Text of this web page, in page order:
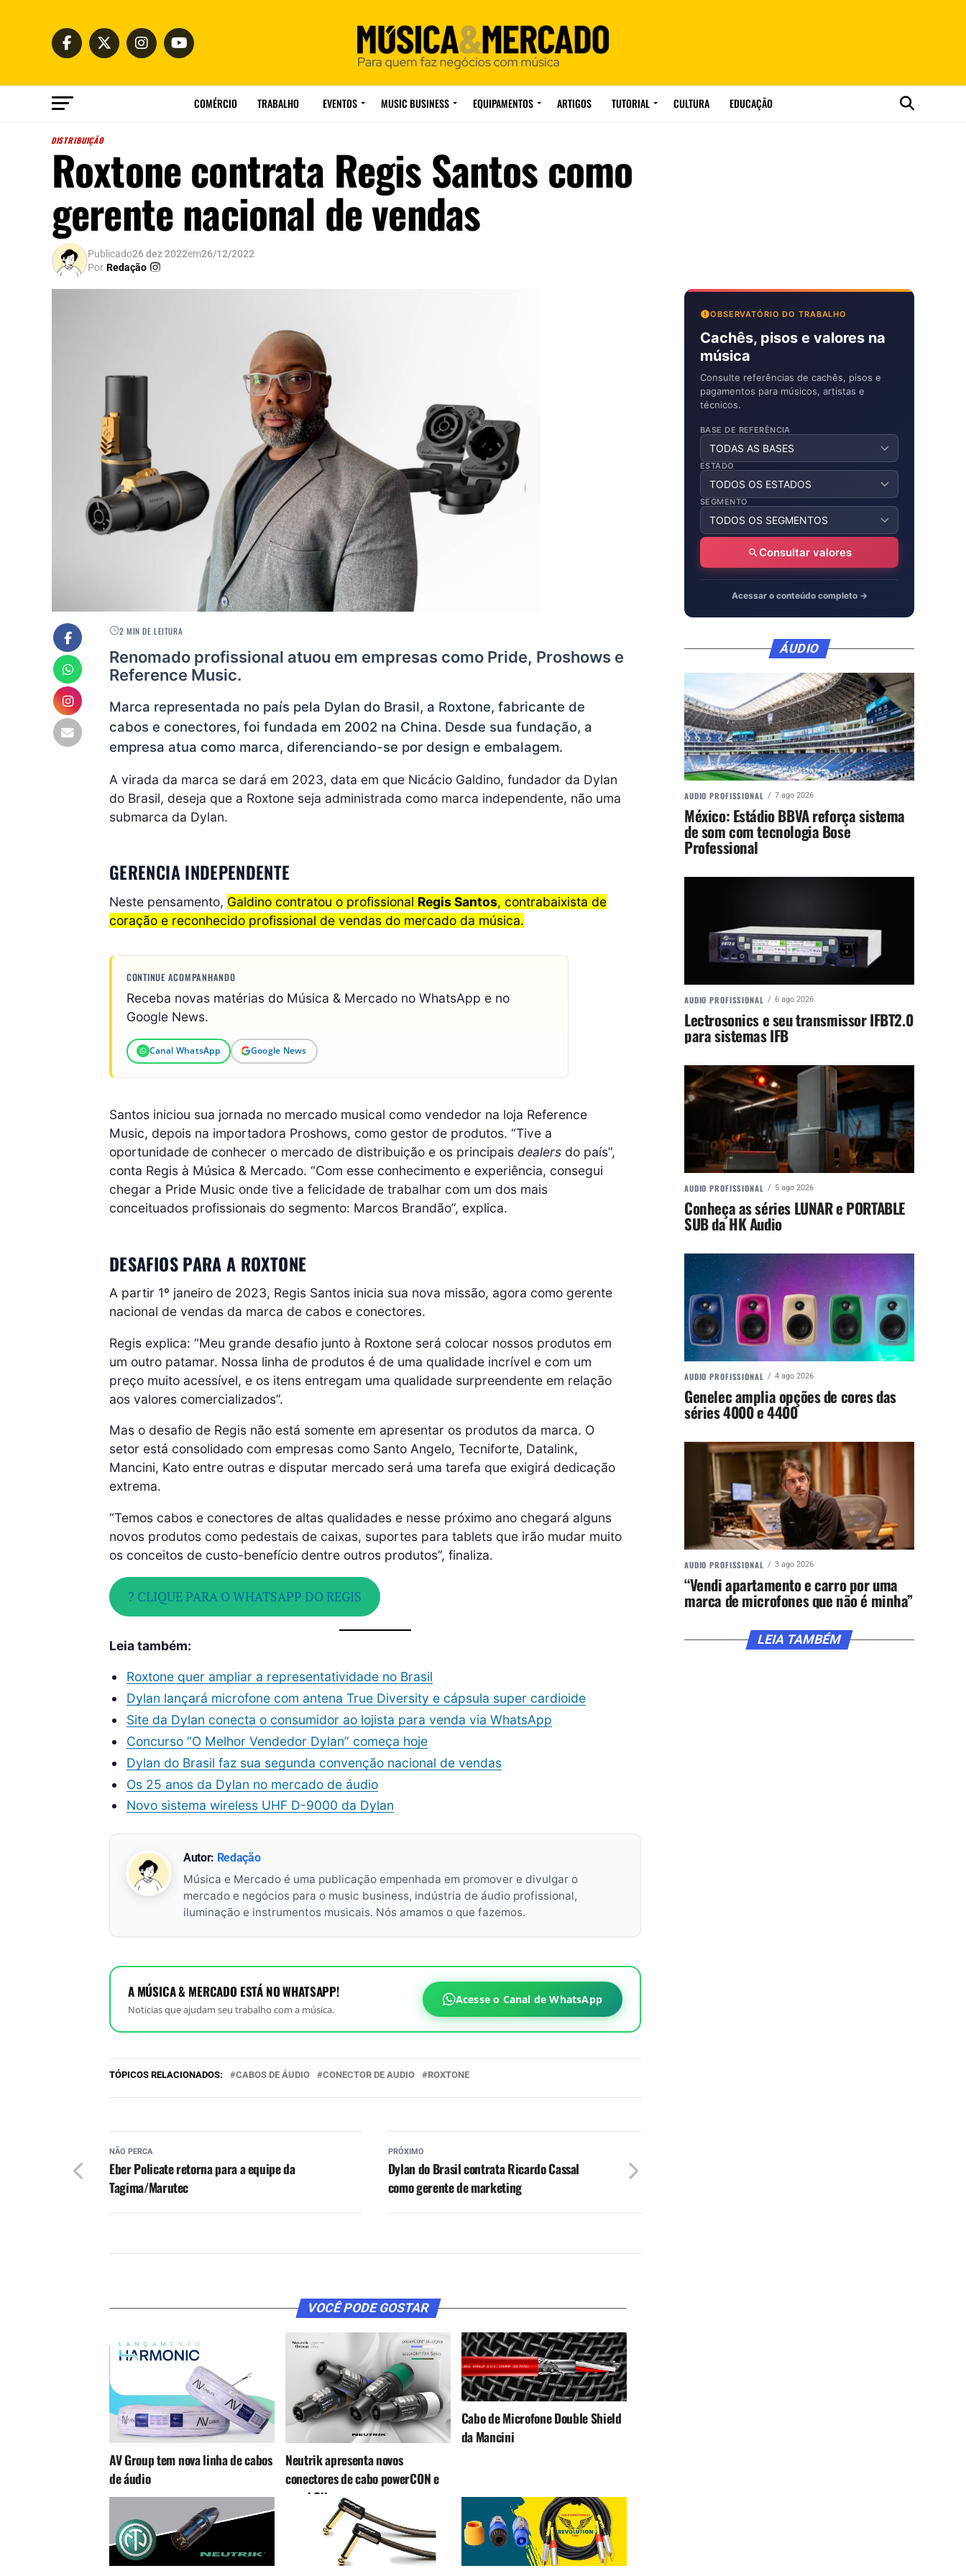
COMÉRCIO TRABALHO EVENTOS MUSIC BUSINESS EQUIPAMENTOS ARTIGOS TUTORIAL CULTURA EDUCAÇÃO
DISTRIBUIÇÃO
Roxtone contrata Regis Santos como
gerente nacional de vendas
Publicado26 dez 2022em26/12/2022
Por Redação
2 MIN DE LEITURA
Renomado profissional atuou em empresas como Pride, Proshows e
Reference Music.
Marca representada no país pela Dylan do Brasil, a Roxtone, fabricante de
cabos e conectores, foi fundada em 2002 na China. Desde sua fundação, a
empresa atua como marca, diferenciando-se por design e embalagem.
A virada da marca se dará em 2023, data em que Nicácio Galdino, fundador da Dylan
do Brasil, deseja que a Roxtone seja administrada como marca independente, não uma
submarca da Dylan.
GERENCIA INDEPENDENTE
Neste pensamento, Galdino contratou o profissional Regis Santos, contrabaixista de
coração e reconhecido profissional de vendas do mercado da música.
CONTINUE ACOMPANHANDO
Receba novas matérias do Música & Mercado no WhatsApp e no
Google News.
Canal WhatsApp Google News
Santos iniciou sua jornada no mercado musical como vendedor na loja Reference
Music, depois na importadora Proshows, como gestor de produtos. “Tive a
oportunidade de conhecer o mercado de distribuição e os principais dealers do país”,
conta Regis à Música & Mercado. “Com esse conhecimento e experiência, consegui
chegar a Pride Music onde tive a felicidade de trabalhar com um dos mais
conceituados profissionais do segmento: Marcos Brandão”, explica.
DESAFIOS PARA A ROXTONE
A partir 1º janeiro de 2023, Regis Santos inicia sua nova missão, agora como gerente
nacional de vendas da marca de cabos e conectores.
Regis explica: “Meu grande desafio junto à Roxtone será colocar nossos produtos em
um outro patamar. Nossa linha de produtos é de uma qualidade incrível e com um
preço muito acessível, e os itens entregam uma qualidade surpreendente em relação
aos valores comercializados”.
Mas o desafio de Regis não está somente em apresentar os produtos da marca. O
setor está consolidado com empresas como Santo Angelo, Tecniforte, Datalink,
Mancini, Kato entre outras e disputar mercado será uma tarefa que exigirá dedicação
extrema.
“Temos cabos e conectores de altas qualidades e nesse próximo ano chegará alguns
novos produtos como pedestais de caixas, suportes para tablets que irão mudar muito
os conceitos de custo-benefício dentre outros produtos”, finaliza.
? CLIQUE PARA O WHATSAPP DO REGIS
Leia também:
Roxtone quer ampliar a representatividade no Brasil
Dylan lançará microfone com antena True Diversity e cápsula super cardioide
Site da Dylan conecta o consumidor ao lojista para venda via WhatsApp
Concurso “O Melhor Vendedor Dylan” começa hoje
Dylan do Brasil faz sua segunda convenção nacional de vendas
Os 25 anos da Dylan no mercado de áudio
Novo sistema wireless UHF D-9000 da Dylan
Autor: Redação
Música e Mercado é uma publicação empenhada em promover e divulgar o
mercado e negócios para o music business, indústria de áudio profissional,
iluminação e instrumentos musicais. Nós amamos o que fazemos.
A MÚSICA & MERCADO ESTÁ NO WHATSAPP!
Noticias que ajudam seu trabalho com a música.
Acesse o Canal de WhatsApp
TÓPICOS RELACIONADOS: CABOS DE ÁUDIO CONECTOR DE AUDIO ROXTONE
PRÓXIMO
Dylan do Brasil contrata Ricardo Cassal
como gerente de marketing
NÃO PERCA
Eber Policate retorna para a equipe da
Tagima/Marutec
VOCÊ PODE GOSTAR
AV Group tem nova linha de cabos
de áudio
Neutrik apresenta novos
conectores de cabo powerCON e
speakON
Cabo de Microfone Double Shield
da Mancini
OBSERVATÓRIO DO TRABALHO
Cachês, pisos e valores na
música
Consulte referências de cachês, pisos e
pagamentos para músicos, artistas e
técnicos.
BASE DE REFERÊNCIA
ESTADO
SEGMENTO
Consultar valores
Acessar o conteúdo completo →
ÁUDIO
AUDIO PROFISSIONAL 7 ago 2026
México: Estádio BBVA reforça sistema
de som com tecnologia Bose
Professional
AUDIO PROFISSIONAL 6 ago 2026
Lectrosonics e seu transmissor IFBT2.0
para sistemas IFB
AUDIO PROFISSIONAL 5 ago 2026
Conheça as séries LUNAR e PORTABLE
SUB da HK Audio
AUDIO PROFISSIONAL 4 ago 2026
Genelec amplia opções de cores das
séries 4000 e 4400
AUDIO PROFISSIONAL 3 ago 2026
“Vendi apartamento e carro por uma
marca de microfones que não é minha”
LEIA TAMBÉM